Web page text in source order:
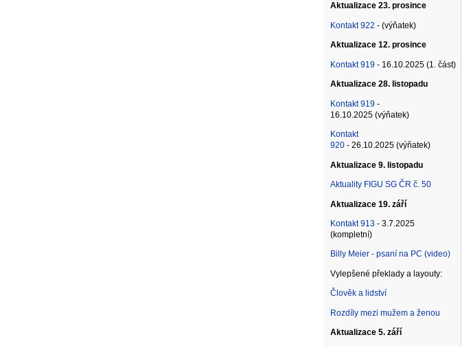
Aktualizace 23. prosince
Kontakt 922 - (výňatek)
Aktualizace 12. prosince
Kontakt 919 - 16.10.2025 (1. část)
Aktualizace 28. listopadu
Kontakt 919 -
16.10.2025 (výňatek)
Kontakt
920 - 26.10.2025 (výňatek)
Aktualizace 9. listopadu
Aktuality FIGU SG ČR č. 50
Aktualizace 19. září
Kontakt 913- 3.7.2025
(kompletní)
Billy Meier - psaní na PC (video)
Vylepšené překlady a layouty:
Člověk a lidství
Rozdíly mezi mužem a ženou
Aktualizace 5. září